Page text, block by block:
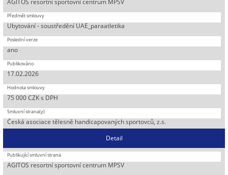
Ubytování - soustředění UAE_paraatletika
ano
17.02.2026
75 000 CZK s DPH
Česká asociace tělesně handicapovaných sportovců, z.s.
Detail
AGITOS resortní sportovní centrum MPSV